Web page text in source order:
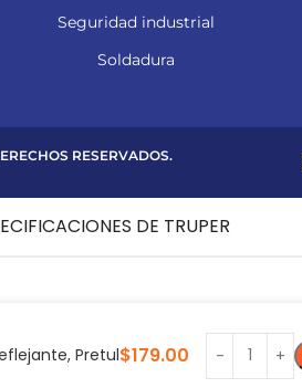
Seguridad industrial
Soldadura
RESERVADOS.
Pretul$179.00
DE TRUPER